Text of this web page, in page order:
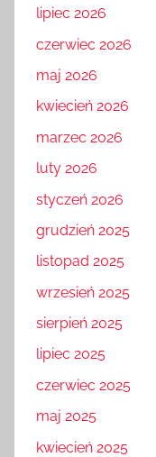
lipiec 2026
czerwiec 2026
maj 2026
kwiecień 2026
marzec 2026
luty 2026
styczeń 2026
grudzień 2025
listopad 2025
wrzesień 2025
sierpień 2025
lipiec 2025
czerwiec 2025
maj 2025
kwiecień 2025